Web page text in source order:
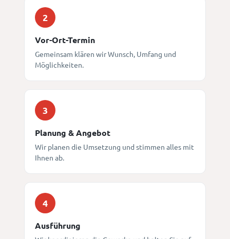
2
Vor-Ort-Termin
Gemeinsam klären wir Wunsch, Umfang und
Möglichkeiten.
3
Planung & Angebot
Wir planen die Umsetzung und stimmen alles mit
Ihnen ab.
4
Ausführung